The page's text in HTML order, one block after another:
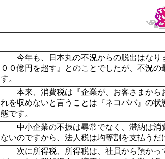
今年も、日本丸の不況からの脱出はなり
００億円を超す』とのことでしたが、不況
す。
本来、消費税は『企業が、お客さまから
れを収めないと言うことは『ネコババ』の
態です。
中小企業の不振は尋常でなく、滞納は消
ないのですから、法人税は均等割を支払うだ
次に所得税、所得税は、社員から預かっ